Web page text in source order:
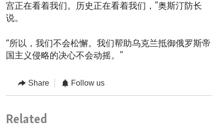
宫正在看着我们。历史正在看着我们，”奥斯汀防长
说。
“所以，我们不会松懈。我们帮助乌克兰抵御俄罗斯帝
国主义侵略的决心不会动摇。”
Share Follow us
Related